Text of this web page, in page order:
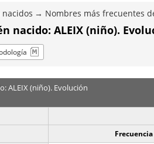
Nombres más frecuentes
nacido: ALEIX (niño).
ALEIX (niño). Evolución
Frecuencia